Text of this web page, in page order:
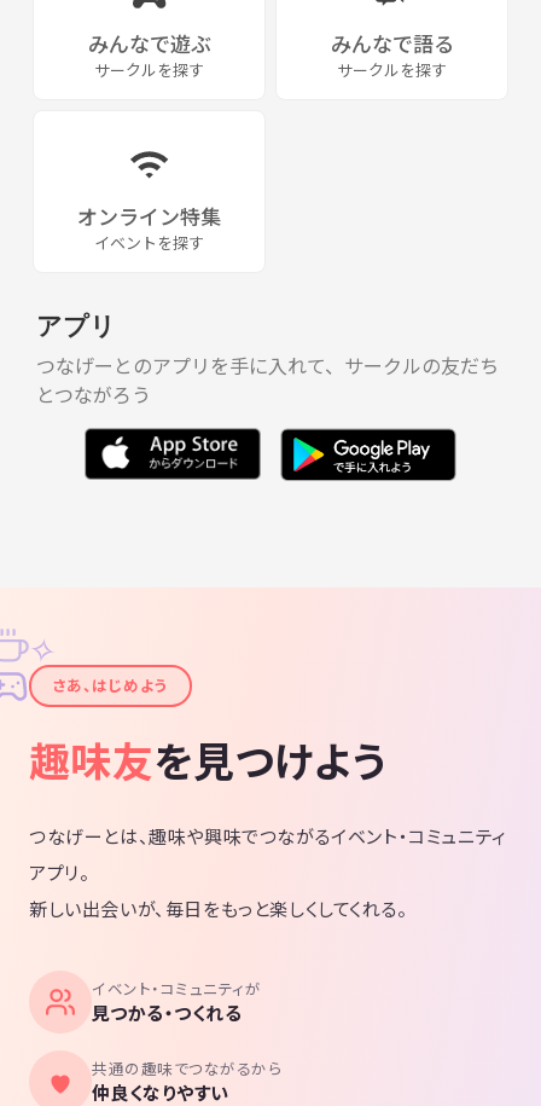
みんなで遊ぶ
サークルを探す
みんなで語る
サークルを探す
オンライン特集
イベントを探す
アプリ
つなげーとのアプリを手に入れて、サークルの友だち
とつながろう
✦
✧
さあ、はじめよう
趣味友を見つけよう
つなげーとは、趣味や興味でつながるイベント・コミュニティ
アプリ。
新しい出会いが、毎日をもっと楽しくしてくれる。
イベント・コミュニティが
見つかる・つくれる
共通の趣味でつながるから
仲良くなりやすい